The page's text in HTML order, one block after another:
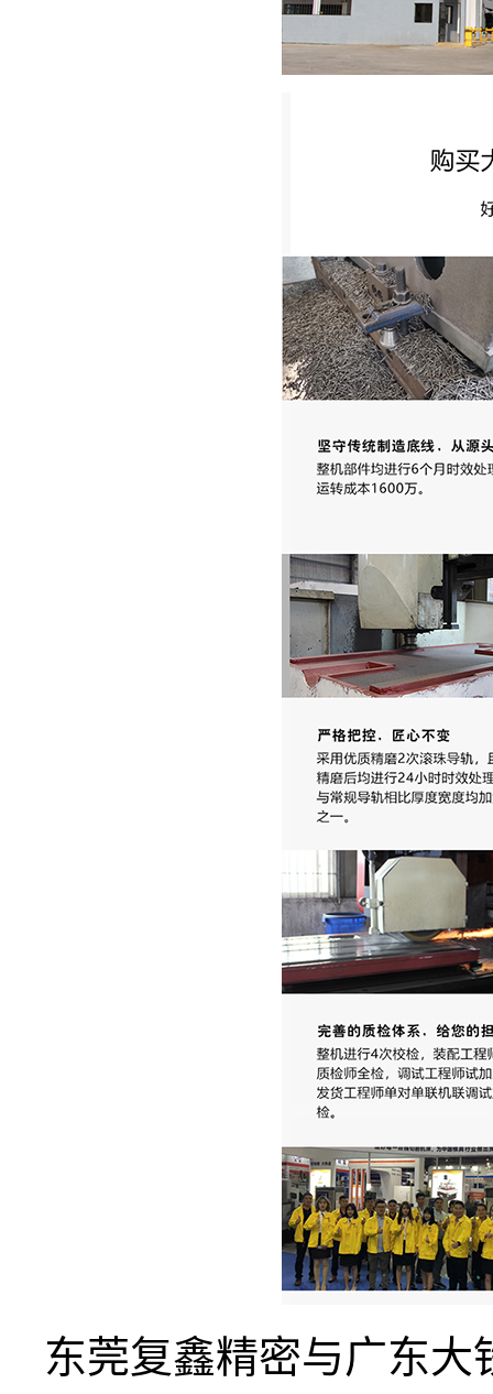
东莞复鑫精密与广东大